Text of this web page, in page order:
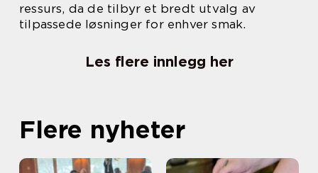
ressurs, da de tilbyr et bredt utvalg av
tilpassede løsninger for enhver smak.
Les flere innlegg her
Flere nyheter